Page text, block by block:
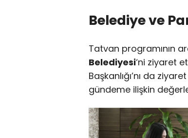
Belediye ve
Tatvan programının
Belediyesi‘ni ziyaret
Başkanlığı’nı da
gündeme ilişkin